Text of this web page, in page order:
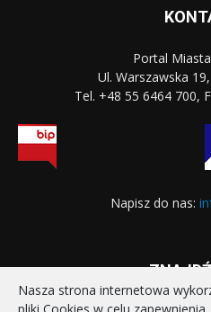
Portal
Ul. Warszawska
Tel. +48 55 6464 700,
Napisz do nas:
Nasza strona internetowa